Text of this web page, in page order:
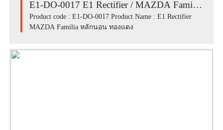
E1-DO-0017 E1 Rectifier / MAZDA Familia
หลักนอน ทองแดง
Product code : E1-DO-0017 Product Name : E1 Rectifier
MAZDA Familia หลักนอน ทองแดง